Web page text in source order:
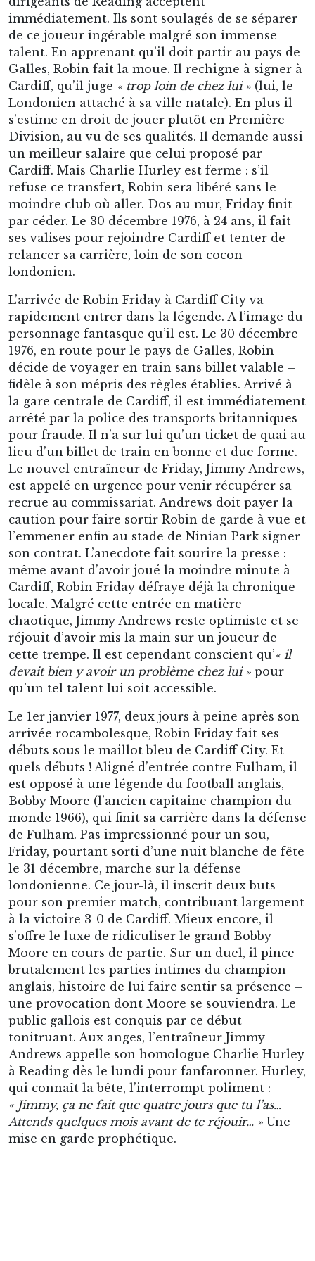
un meilleur salaire que celui proposé par
Cardiff. Mais Charlie Hurley est ferme : s’il
refuse ce transfert, Robin sera libéré sans le
moindre club où aller. Dos au mur, Friday finit
par céder. Le 30 décembre 1976, à 24 ans, il fait
ses valises pour rejoindre Cardiff et tenter de
relancer sa carrière, loin de son cocon
londonien.
L’arrivée de Robin Friday à Cardiff City va
rapidement entrer dans la légende. A l’image du
personnage fantasque qu’il est. Le 30 décembre
1976, en route pour le pays de Galles, Robin
décide de voyager en train sans billet valable –
fidèle à son mépris des règles établies. Arrivé à
la gare centrale de Cardiff, il est immédiatement
arrêté par la police des transports britanniques
lieu d’un billet de train en bonne et due forme.
Le nouvel entraîneur de Friday, Jimmy Andrews,
est appelé en urgence pour venir récupérer sa
recrue au commissariat. Andrews doit payer la
caution pour faire sortir Robin de garde à vue et
l’emmener enfin au stade de Ninian Park signer
son contrat. L’anecdote fait sourire la presse :
même avant d’avoir joué la moindre minute à
Cardiff, Robin Friday défraye déjà la chronique
locale. Malgré cette entrée en matière
chaotique, Jimmy Andrews reste optimiste et se
réjouit d’avoir mis la main sur un joueur de
cette trempe. Il est cependant conscient qu’« il
devait bien y avoir un problème chez lui »pour
qu’un tel talent lui soit accessible.
Le 1er janvier 1977, deux jours à peine après son
arrivée rocambolesque, Robin Friday fait ses
débuts sous le maillot bleu de Cardiff City. Et
quels débuts ! Aligné d’entrée contre Fulham, il
est opposé à une légende du football anglais,
Bobby Moore (l’ancien capitaine champion du
monde 1966), qui finit sa carrière dans la défense
de Fulham. Pas impressionné pour un sou,
le 31 décembre, marche sur la défense
londonienne. Ce jour-là, il inscrit deux buts
pour son premier match, contribuant largement
à la victoire 3-0 de Cardiff. Mieux encore, il
s’offre le luxe de ridiculiser le grand Bobby
Moore en cours de partie. Sur un duel, il pince
brutalement les parties intimes du champion
anglais, histoire de lui faire sentir sa présence –
une provocation dont Moore se souviendra. Le
public gallois est conquis par ce début
tonitruant. Aux anges, l’entraîneur Jimmy
Andrews appelle son homologue Charlie Hurley
à Reading dès le lundi pour fanfaronner. Hurley,
qui connaît la bête, l’interrompt poliment :
« Jimmy, ça ne fait que quatre jours que tu l’as…
Attends quelques mois avant de te réjouir… »Une
mise en garde prophétique.